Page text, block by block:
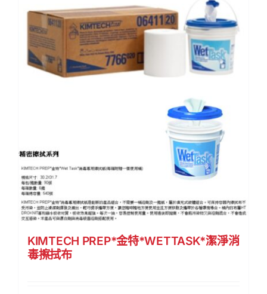
KIMTECH PREP*金特*WETTASK*潔淨消
毒擦拭布